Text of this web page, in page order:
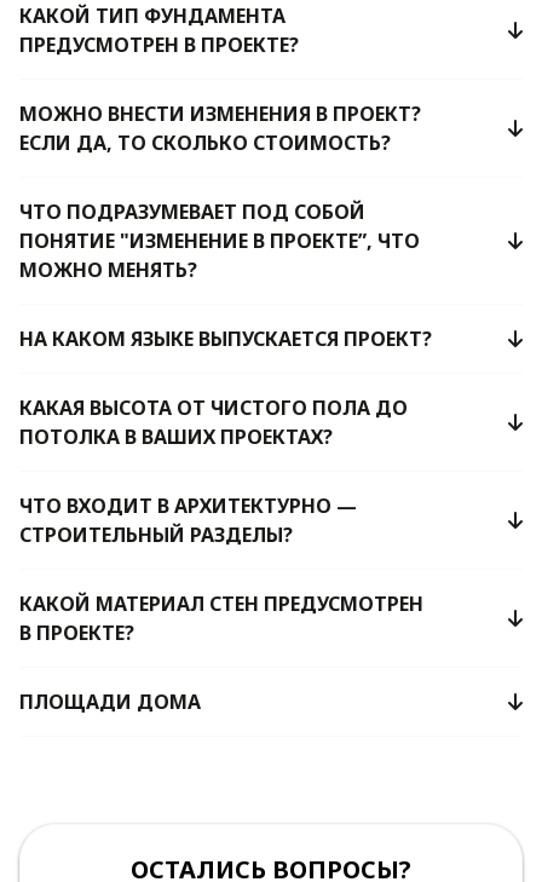
КАКОЙ ТИП ФУНДАМЕНТА
ПРЕДУСМОТРЕН В ПРОЕКТЕ?
МОЖНО ВНЕСТИ ИЗМЕНЕНИЯ В ПРОЕКТ?
ЕСЛИ ДА, ТО СКОЛЬКО СТОИМОСТЬ?
ЧТО ПОДРАЗУМЕВАЕТ ПОД СОБОЙ
ПОНЯТИЕ "ИЗМЕНЕНИЕ В ПРОЕКТЕ”, ЧТО
МОЖНО МЕНЯТЬ?
НА КАКОМ ЯЗЫКЕ ВЫПУСКАЕТСЯ ПРОЕКТ?
КАКАЯ ВЫСОТА ОТ ЧИСТОГО ПОЛА ДО
ПОТОЛКА В ВАШИХ ПРОЕКТАХ?
ЧТО ВХОДИТ В АРХИТЕКТУРНО —
СТРОИТЕЛЬНЫЙ РАЗДЕЛЫ?
КАКОЙ МАТЕРИАЛ СТЕН ПРЕДУСМОТРЕН
В ПРОЕКТЕ?
ПЛОЩАДИ ДОМА
ОСТАЛИСЬ ВОПРОСЫ?